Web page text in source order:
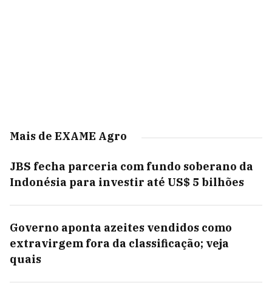
Mais de EXAME Agro
JBS fecha parceria com fundo soberano da
Indonésia para investir até US$ 5 bilhões
Governo aponta azeites vendidos como
extravirgem fora da classificação; veja
quais